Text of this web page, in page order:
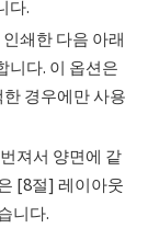
다.
쇄한 다음 아래
니다. 이 옵션은
경우에만 사용
져서 양면에 같
[8절] 레이아웃
니다.